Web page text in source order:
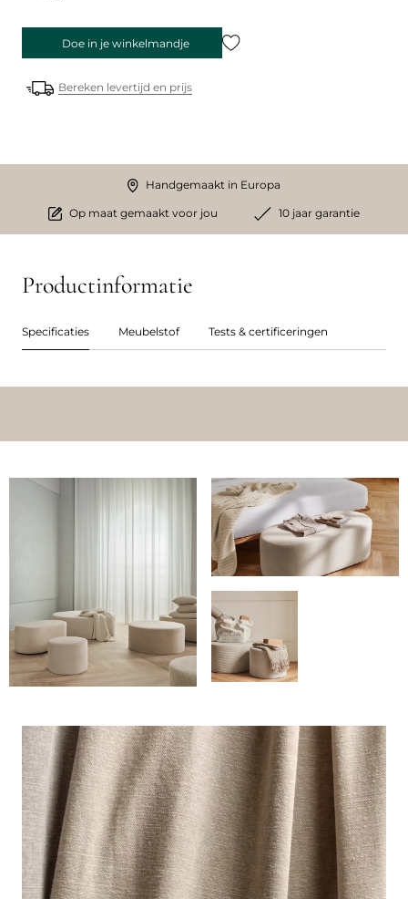
Doe in je winkelmandje
Bereken levertijd en prijs
Handgemaakt in Europa
Op maat gemaakt voor jou 10 jaar garantie
Productinformatie
Specificaties Meubelstof Tests & certificeringen